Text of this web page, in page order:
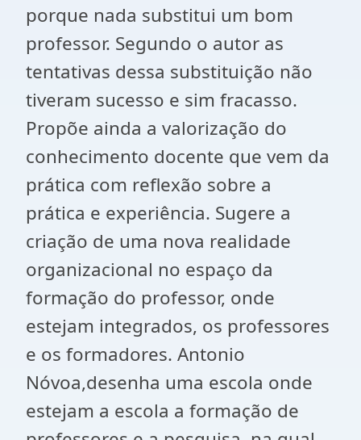
porque nada substitui um bom
professor. Segundo o autor as
tentativas dessa substituição não
tiveram sucesso e sim fracasso.
Propõe ainda a valorização do
conhecimento docente que vem da
prática com reflexão sobre a
prática e experiência. Sugere a
criação de uma nova realidade
organizacional no espaço da
formação do professor, onde
estejam integrados, os professores
e os formadores. Antonio
Nóvoa,desenha uma escola onde
estejam a escola a formação de